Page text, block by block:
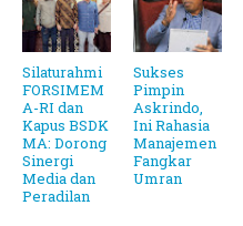
Silaturahmi
FORSIMEM
A-RI dan
Kapus BSDK
MA: Dorong
Sinergi
Media dan
Peradilan
Sukses
Pimpin
Askrindo,
Ini Rahasia
Manajemen
Fangkar
Umran